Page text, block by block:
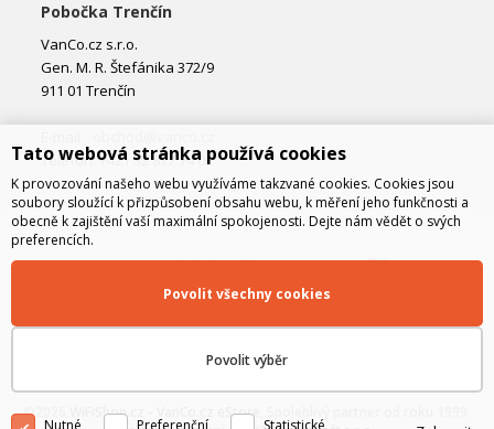
Pobočka Trenčín
VanCo.cz s.r.o.
Gen. M. R. Štefánika 372/9
911 01 Trenčín
Telefon: +421 32 877 74 02
©2026 WiFiShop.cz - VanCo.cz eStore
Tato webová stránka používá cookies
K provozování našeho webu využíváme takzvané cookies. Cookies jsou
soubory sloužící k přizpůsobení obsahu webu, k měření jeho funkčnosti a
obecně k zajištění vaší maximální spokojenosti. Dejte nám vědět o svých
preferencích.
Povolit výběr
Povolit všechny cookies
Nutné Preferenční Statistické